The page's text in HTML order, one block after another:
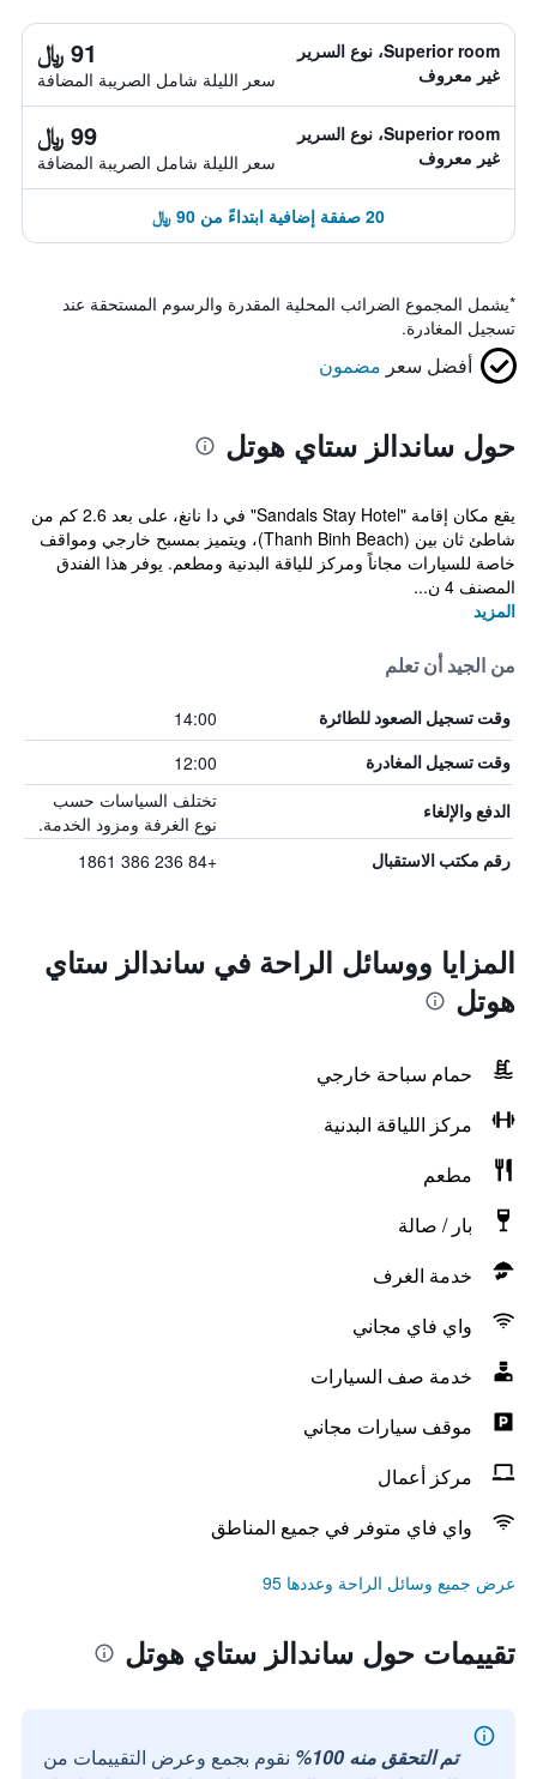
Superior room، نوع السرير
غير معروف
91 ﷼
سعر الليلة شامل الصريبة المضافة
Superior room، نوع السرير
غير معروف
99 ﷼
سعر الليلة شامل الصريبة المضافة
20 صفقة إضافية ابتداءً من 90 ﷼
*يشمل المجموع الضرائب المحلية المقدرة والرسوم المستحقة عند
تسجيل المغادرة.
أفضل سعر مضمون
حول ساندالز ستاي هوتل
يقع مكان إقامة "Sandals Stay Hotel" في دا نانغ، على بعد 2.6 كم من
شاطئ ثان بين (Thanh Binh Beach)، ويتميز بمسبح خارجي ومواقف
خاصة للسيارات مجاناً ومركز للياقة البدنية ومطعم. يوفر هذا الفندق
المصنف 4 ن...
المزيد
من الجيد أن تعلم
وقت تسجيل الصعود للطائرة 14:00
وقت تسجيل المغادرة 12:00
الدفع والإلغاء
تختلف السياسات حسب
نوع الغرفة ومزود الخدمة.
رقم مكتب الاستقبال +84 236 386 1861
المزايا ووسائل الراحة في ساندالز ستاي
هوتل
حمام سباحة خارجي
مركز اللياقة البدنية
مطعم
بار / صالة
خدمة الغرف
واي فاي مجاني
خدمة صف السيارات
موقف سيارات مجاني
مركز أعمال
واي فاي متوفر في جميع المناطق
عرض جميع وسائل الراحة وعددها 95
تقييمات حول ساندالز ستاي هوتل
تم التحقق منه 100%
نقوم بجمع وعرض التقييمات من